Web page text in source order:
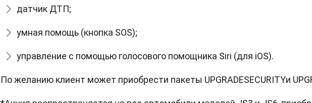
датчик ДТП;
умная помощь (кнопка SOS);
управление с помощью голосового помощника Siri (для iOS).
По желанию клиент может приобрести пакеты UPGRADESECURITYи